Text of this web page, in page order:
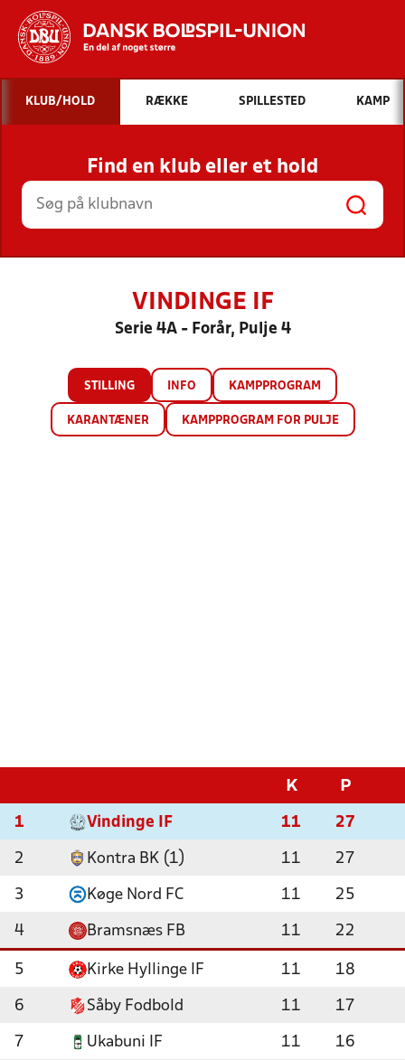
Hvad vil du søge efter?
INDHOLD OG NYHEDER
STILLINGER, RESULTATER, KLUBBER OG
HOLD
KLUB/HOLD RÆKKE SPILLESTED KAMP
Find en klub eller et hold
VINDINGE IF
Serie 4A - Forår, Pulje 4
STILLING INFO KAMPPROGRAM
KARANTÆNER KAMPPROGRAM FOR PULJE
K P
1 Vindinge IF 11 27
2 Kontra BK (1) 11 27
3 Køge Nord FC 11 25
4 Bramsnæs FB 11 22
5 Kirke Hyllinge IF 11 18
6 Såby Fodbold 11 17
7 Ukabuni IF 11 16